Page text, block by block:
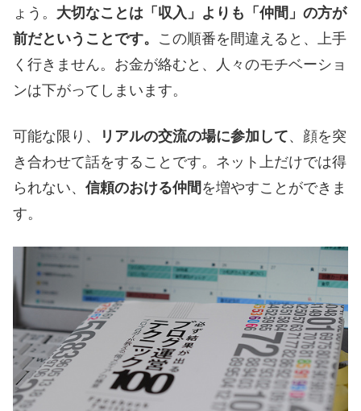
ょう。 大切なことは「収入」よりも「仲間」の方が
前だということです。 この順番を間違えると、上手
く行きません。お金が絡むと、人々のモチベーショ
ンは下がってしまいます。
可能な限り、 リアルの交流の場に参加して、顔を突
き合わせて話をすることです。ネット上だけでは得
られない、 信頼のおける仲間 を増やすことができま
す。